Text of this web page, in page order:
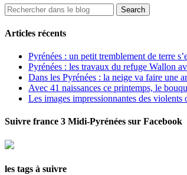
Articles récents
Pyrénées : un petit tremblement de terre
Pyrénées : les travaux du refuge Wallon
Dans les Pyrénées : la neige va faire une
Avec 41 naissances ce printemps, le
Les images impressionnantes des violents
Suivre france 3 Midi-Pyrénées sur Facebook
les tags à suivre